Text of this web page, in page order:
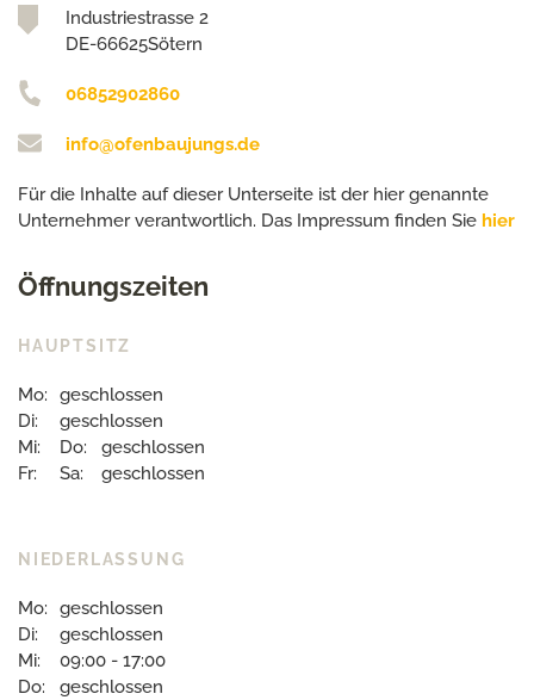
Industriestrasse 2
DE-66625Sötern
06852902860
info@ofenbaujungs.de
Für die Inhalte auf dieser Unterseite ist der hier genannte
Unternehmer verantwortlich. Das Impressum finden Sie hier
Öffnungszeiten
HAUPTSITZ
Mo:
geschlossen
Di:
geschlossen
Mi:
Do:
geschlossen
Fr:
Sa: geschlossen
NIEDERLASSUNG
Mo:
geschlossen
Di:
geschlossen
Mi:
09:00 - 17:00
Do:
geschlossen